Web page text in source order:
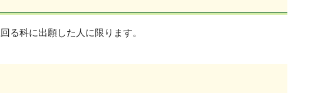
る科に出願した人に限ります。